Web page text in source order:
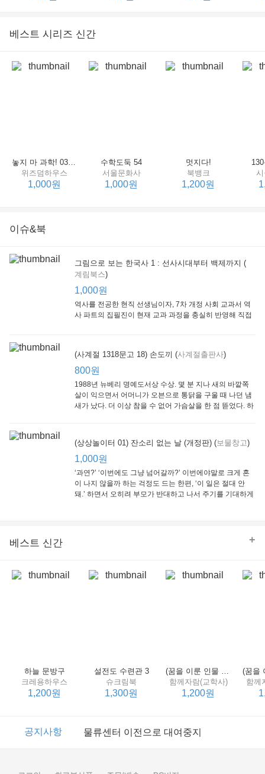
(Scholastic hello Reader Level 1-03) Bubble Trouble
Little, Brown
1,000원
21세기북스
1,000원
랜덤하우스코리아
베스트 시리즈 신간
놓지 마 과학! 03 : 정신이 공룡에 정신 놓다
위즈덤하우스
1,000원
수학도둑 54
서울문화사
1,000원
멋지다!
북뱅크
1,200원
이슈&북
그림으로 보는 한국사 1 : 선사시대부터 백제까지 (
계림북스)
1,000원
역사를 전공한 현직 선생님이자, 7차 개정 사회 교과서 역
사 파트의 집필진이 현재 교과 과정을 충실히 반영해 직접
(사계절 1318문고 18) 손도끼 (사계절출판사)
800원
1988년 뉴베리 명예도서상 수상. 몇 분 지나 새의 바깥쪽
살이 익으면서 어머니가 오븐으로 통닭을 구울 때 나던 냄
새가 났다. 더 이상 참을 수 없어 가슴살을 한 점 뜯었다. 하
(상상놀이터 01) 잔소리 없는 날 (개정판) (보물창고)
1,000원
‘과연?’ ‘이번에도 그냥 넘어갈까?’ 이번에야말로 크게 혼
이 나지 않을까 하는 걱정도 드는 한편, ‘이 일은 절대 안
돼.’ 하면서 오히려 부모가 반대하고 나서 주기를 기대하게
베스트 신간 +
하늘 문방구
크레용하우스
1,200원
설전도 수련관 3
슈크림북
1,300원
(꿈을 이룬 인물 탐구 2) 제인 구달
함께자람(교학사)
1,200원
함께
이벤트 2017년 리브피아 여름방학 참고서 이벤트
공지사항 물류센터 이전으로 대여중지